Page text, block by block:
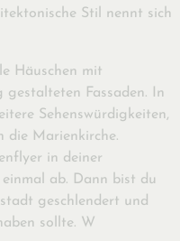
Stil nennt sich
Häuschen mit
gestalteten Fassaden. In
Sehenswürdigkeiten,
die Marienkirche.
in deiner
ab. Dann bist du
geschlendert und
sollte. W